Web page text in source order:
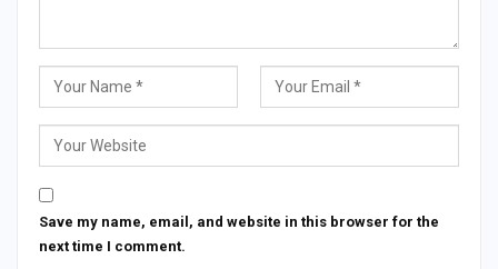
Save my name, email, and website in this browser for the
next time I comment.